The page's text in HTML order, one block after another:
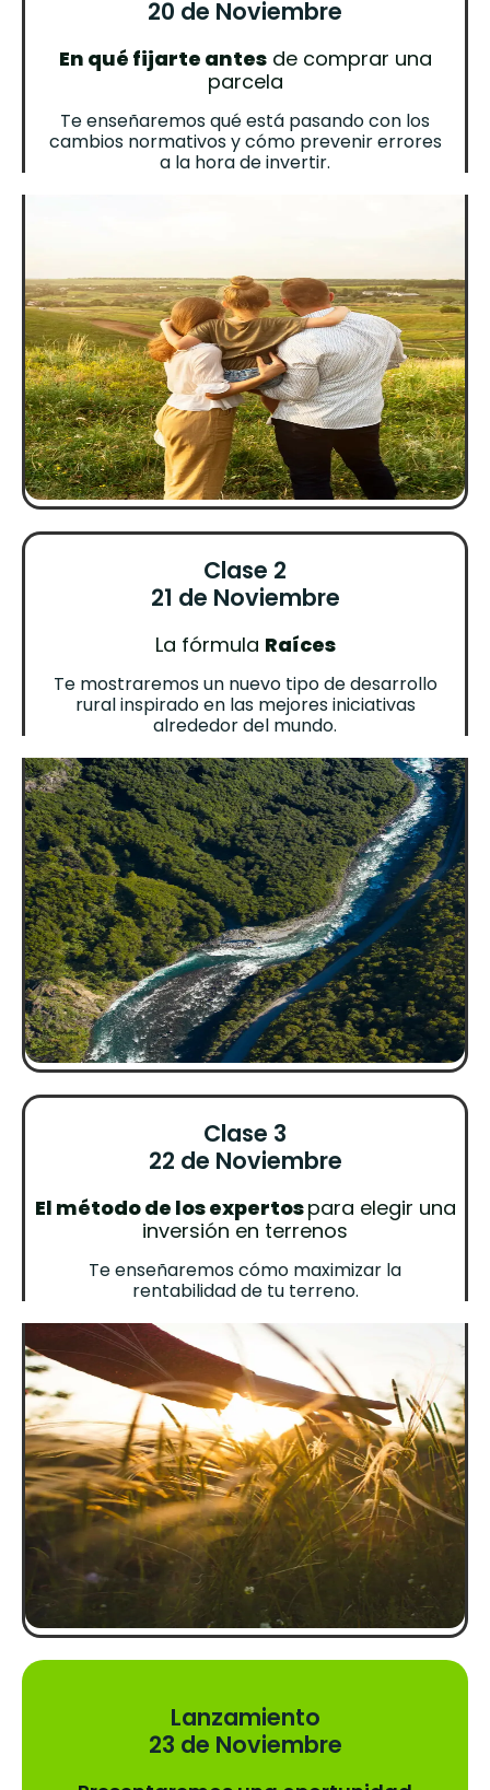
20 de Noviembre
En qué fijarte antesde comprar una
parcela
Te enseñaremos qué está pasando con los
cambios normativos y cómo prevenir errores
a la hora de invertir.
Clase 2
21 de Noviembre
La fórmula Raíces
Te mostraremos un nuevo tipo de desarrollo
rural inspirado en las mejores iniciativas
alrededor del mundo.
Clase 3
22 de Noviembre
El método de los expertospara elegir una
inversión en terrenos
Te enseñaremos cómo maximizar la
rentabilidad de tu terreno.
Lanzamiento
23 de Noviembre